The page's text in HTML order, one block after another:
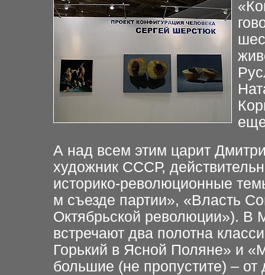
А над всем этим царит
художник СССР,
историко-революционные
м съезде партии», «Власть
Октябрьской революции»). В
встречают два полотна
Горький в Ясной Поляне» и
большие (не пропустите) –